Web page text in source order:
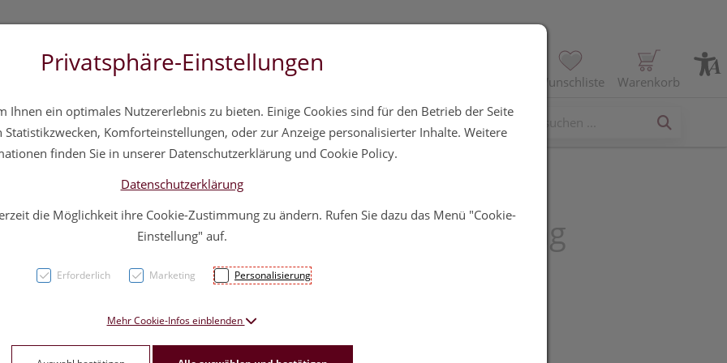
Wunschliste Warenkorb
Hautpflege Familie Nahrungsergänzung Diverses
Mucobene® 600 mg
lösliches Pulver
13,85 EUR
Privatsphäre-Einstellungen
Ihnen ein optimales Nutzererlebnis zu bieten. Einige Cookies sind für den Betrieb der Seite
Komforteinstellungen, oder zur Anzeige personalisierter Inhalte. Weitere
finden Sie in unserer Datenschutzerklärung und Cookie Policy.
Datenschutzerklärung
die Möglichkeit ihre Cookie-Zustimmung zu ändern. Rufen Sie dazu das Menü "Cookie-
Einstellung" auf.
Erforderlich Marketing Personalisierung
Mehr Cookie-Infos einblenden